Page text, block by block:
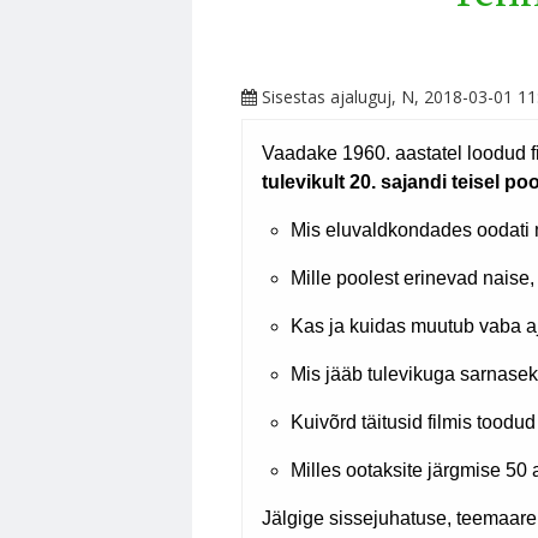
Sisestas ajaluguj, N, 2018-03-01